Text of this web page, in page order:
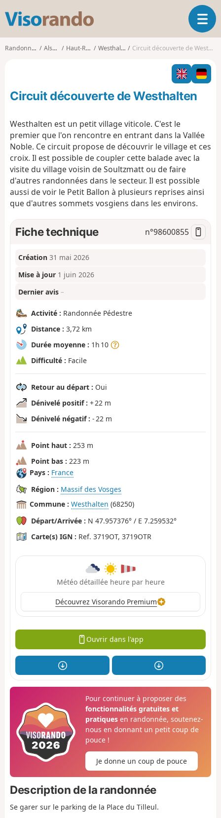
s
o
o
O
u
i
r
l
i
g
o
Randonnées Alsace Haut-Rhin Westhalten Circuit découverte de Westhalten
Circuit découverte de Westhalten
Westhalten est un petit village viticole. C'est le
premier que l'on rencontre en entrant dans la Vallée
Noble. Ce circuit propose de découvrir le village et ces
croix. Il est possible de coupler cette balade avec la
visite du village voisin de Soultzmatt ou de faire
d'autres randonnées dans le secteur. Il est possible
aussi de voir le Petit Ballon à plusieurs reprises ainsi
que d'autres sommets vosgiens dans les environs.
Fiche technique n°98600855
Création 31 mai 2026
Mise à jour 1 juin 2026
Dernier avis –
Activité : Randonnée Pédestre
Distance : 3,72 km
Durée moyenne : 1h 10
Difficulté : Facile
Retour au départ : Oui
Dénivelé positif : + 22 m
Dénivelé négatif : - 22 m
Point haut : 253 m
Point bas : 223 m
Pays : France
Région : Massif des Vosges
Commune : Westhalten (68250)
Départ/Arrivée : N 47.957376° / E 7.259532°
Carte(s) IGN : Ref. 3719OT, 3719OTR
Météo détaillée heure par heure
Découvrez Visorando Premium
Ouvrir dans l'app
Pour continuer à proposer des
fonctionnalités gratuites et
pratiquesen randonnée, soutenez-
nous en donnant un petit coup de
pouce !
Je donne un coup de pouce
Description de la randonnée
Se garer sur le parking de la Place du Tilleul.